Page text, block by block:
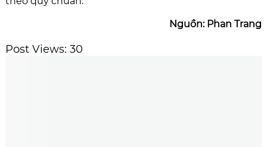
Nguồn: Phan Trang
Post Views: 30